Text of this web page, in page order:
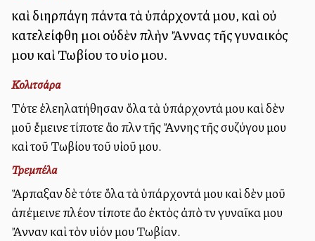
καὶ διηρπάγη πάντα τὰ ὑπάρχοντά μου, καὶ οὐ
κατελείφθη μοι οὐδὲν πλὴν Ἄννας τῆς γυναικός
μου καὶ Τωβίου τοῦ υἱοῦ μου.
Κολιτσάρα
Τότε ἐλεηλατήθησαν ὅλα τὰ ὑπάρχοντά μου καὶ δὲν
μοῦ ἔμεινε τίποτε ἄλλο πλὴν τῆς Ἄννης τῆς συζύγου μου
καὶ τοῦ Τωβίου τοῦ υἱοῦ μου.
Τρεμπέλα
Ἅρπαξαν δὲ τότε ὅλα τὰ ὑπάρχοντά μου καὶ δὲν μοῦ
ἀπέμεινε πλέον τίποτε ἄλλο ἐκτὸς ἀπὸ τὴν γυναῖκα μου
Ἄνναν καὶ τὸν υἱόν μου Τωβίαν.